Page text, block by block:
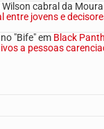
Wilson cabral da Moura
entre jovens e
"Bife"em Black
a pessoas